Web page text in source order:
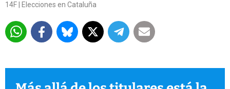
14F | Elecciones en Cataluña